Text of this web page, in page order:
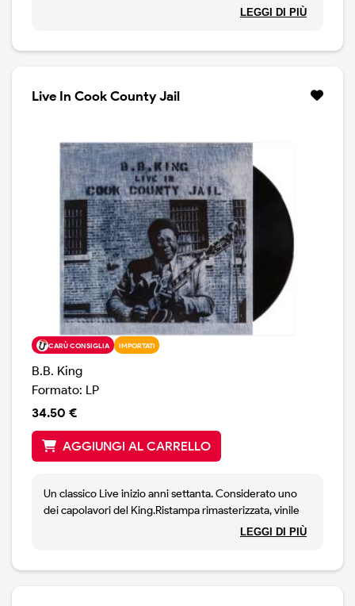
classiche, che il King ha lasciato negli archivi
Beat, Partin' Time, Whole Lotta Meat etc.
LEGGI DI PIÙ
Live In Cook County Jail
CARÙ CONSIGLIA IMPORTATI
B.B. King
Formato: LP
34.50 €
AGGIUNGI AL CARRELLO
Un classico Live inizio anni settanta. Considerato uno
dei capolavori del King.Ristampa rimasterizzata, vinile
LEGGI DI PIÙ